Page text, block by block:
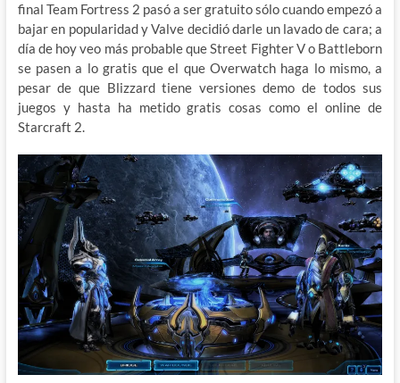
final Team Fortress 2 pasó a ser gratuito sólo cuando empezó a
bajar en popularidad y Valve decidió darle un lavado de cara; a
día de hoy veo más probable que Street Fighter V o Battleborn
se pasen a lo gratis que el que Overwatch haga lo mismo, a
pesar de que Blizzard tiene versiones demo de todos sus
juegos y hasta ha metido gratis cosas como el online de
Starcraft 2.